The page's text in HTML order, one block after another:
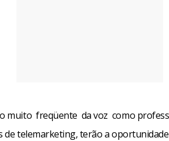
muito freqüente da voz como
de telemarketing, terão a